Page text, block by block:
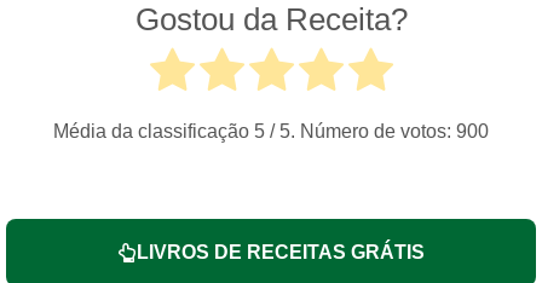
Gostou da Receita?
Média da classificação 5 / 5. Número de votos: 900
LIVROS DE RECEITAS GRÁTIS